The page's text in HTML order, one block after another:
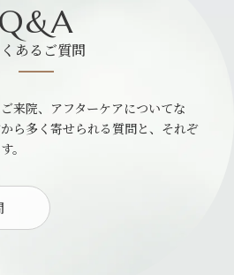
Q&A
あるご質問
来院、アフターケアについてな
ら多く寄せられる質問と、それぞ
。